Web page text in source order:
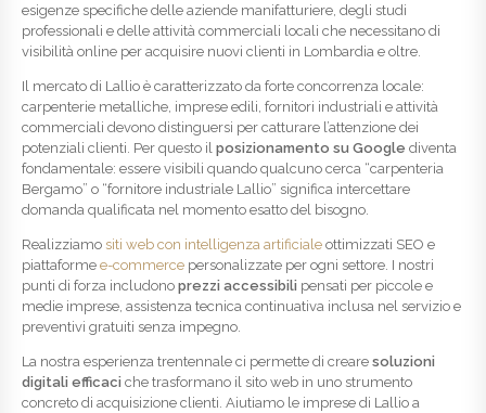
esigenze specifiche delle aziende manifatturiere, degli studi
professionali e delle attività commerciali locali che necessitano di
visibilità online per acquisire nuovi clienti in Lombardia e oltre.
Il mercato di Lallio è caratterizzato da forte concorrenza locale:
carpenterie metalliche, imprese edili, fornitori industriali e attività
commerciali devono distinguersi per catturare l’attenzione dei
potenziali clienti. Per questo il posizionamento su Google diventa
fondamentale: essere visibili quando qualcuno cerca “carpenteria
Bergamo” o “fornitore industriale Lallio” significa intercettare
domanda qualificata nel momento esatto del bisogno.
Realizziamo siti web con intelligenza artificiale ottimizzati SEO e
piattaforme e-commerce personalizzate per ogni settore. I nostri
punti di forza includono prezzi accessibili pensati per piccole e
medie imprese, assistenza tecnica continuativa inclusa nel servizio e
preventivi gratuiti senza impegno.
La nostra esperienza trentennale ci permette di creare soluzioni
digitali efficaci che trasformano il sito web in uno strumento
concreto di acquisizione clienti. Aiutiamo le imprese di Lallio a